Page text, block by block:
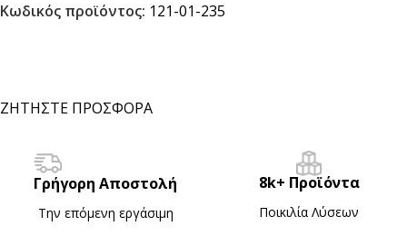
Κωδικός προϊόντος: 121-01-235
ΖΗΤΗΣΤΕ ΠΡΟΣΦΟΡΑ
Γρήγορη Αποστολή
Την επόμενη εργάσιμη
8k+ Προϊόντα
Ποικιλία Λύσεων